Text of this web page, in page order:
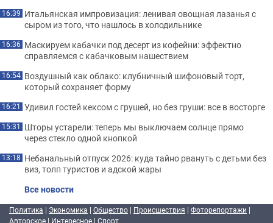
16:39 Итальянская импровизация: ленивая овощная лазанья с
сыром из того, что нашлось в холодильнике
16:36 Маскируем кабачки под десерт из кофейни: эффектно
справляемся с кабачковым нашествием
16:54 Воздушный как облако: клубничный шифоновый торт,
который сохраняет форму
16:21 Удивил гостей кексом с грушей, но без груши: все в восторге
15:31 Шторы устарели: теперь мы выключаем солнце прямо
через стекло одной кнопкой
13:18 Небанальный отпуск 2026: куда тайно рвануть с детьми без
виз, толп туристов и адской жары
Все новости
Политика | Экономика | Общество | Происшествия | Фоторепортажи |
Авторское | Интересное | Спорт